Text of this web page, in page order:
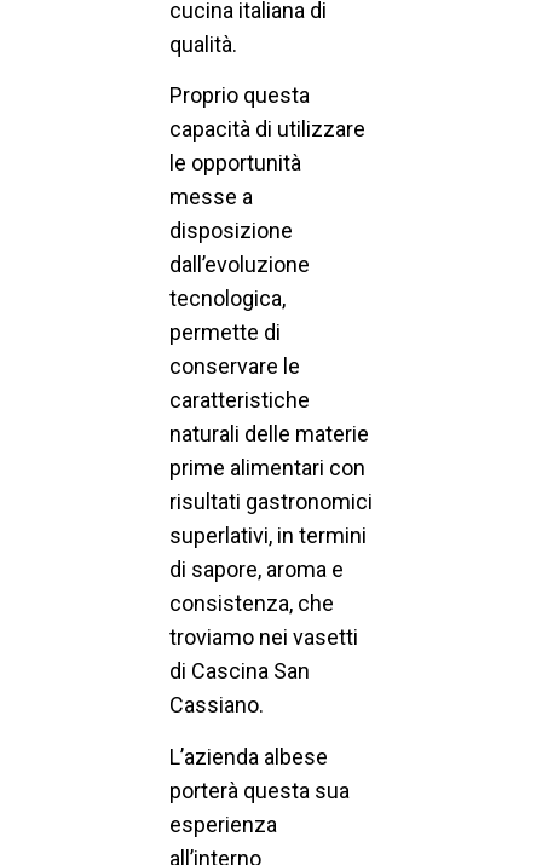
cucina italiana di
qualità.
Proprio questa
capacità di utilizzare
le opportunità
messe a
disposizione
dall’evoluzione
tecnologica,
permette di
conservare le
caratteristiche
naturali delle materie
prime alimentari con
risultati gastronomici
superlativi, in termini
di sapore, aroma e
consistenza, che
troviamo nei vasetti
di Cascina San
Cassiano.
L’azienda albese
porterà questa sua
esperienza
all’interno